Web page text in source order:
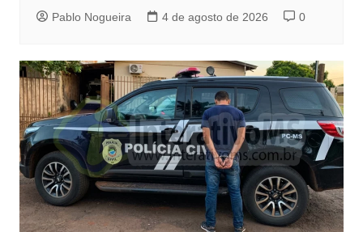
Pablo Nogueira 4 de agosto de 2026 0